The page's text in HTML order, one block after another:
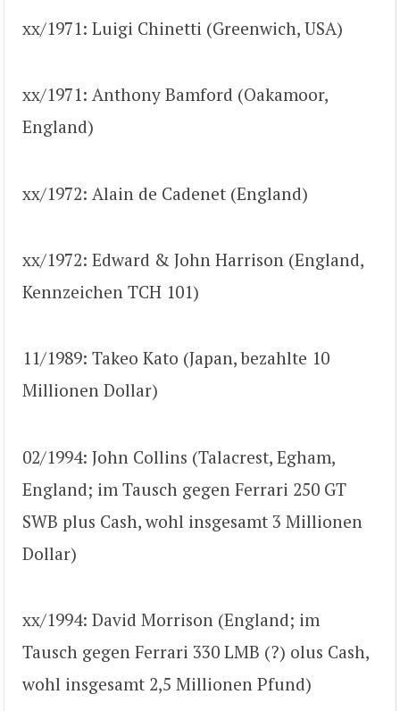
xx/1971: Luigi Chinetti (Greenwich, USA)
xx/1971: Anthony Bamford (Oakamoor,
England)
xx/1972: Alain de Cadenet (England)
xx/1972: Edward & John Harrison (England,
Kennzeichen TCH 101)
11/1989: Takeo Kato (Japan, bezahlte 10
Millionen Dollar)
02/1994: John Collins (Talacrest, Egham,
England; im Tausch gegen Ferrari 250 GT
SWB plus Cash, wohl insgesamt 3 Millionen
Dollar)
xx/1994: David Morrison (England; im
Tausch gegen Ferrari 330 LMB (?) olus Cash,
wohl insgesamt 2,5 Millionen Pfund)